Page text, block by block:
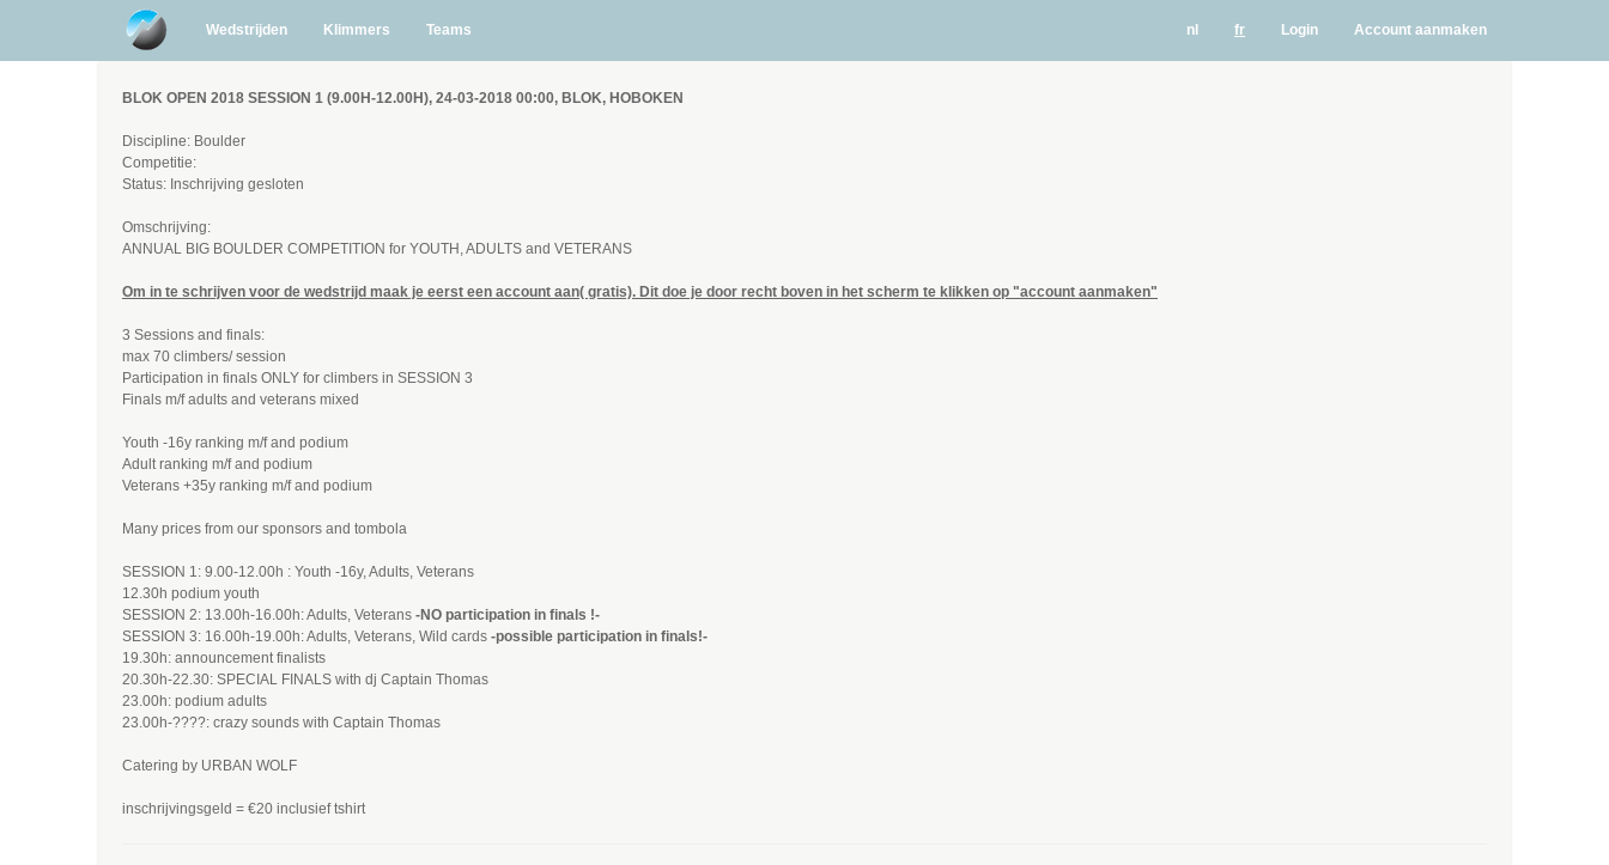
Wedstrijden Klimmers Teams nl fr Login Account aanmaken
BLOK OPEN 2018 SESSION 1 (9.00H-12.00H), 24-03-2018 00:00, BLOK, HOBOKEN
Discipline: Boulder
Competitie:
Status: Inschrijving gesloten
Omschrijving:
ANNUAL BIG BOULDER COMPETITION for YOUTH, ADULTS and VETERANS
Om in te schrijven voor de wedstrijd maak je eerst een account aan( gratis). Dit doe je door recht boven in het scherm te klikken op "account aanmaken"
3 Sessions and finals:
max 70 climbers/ session
Participation in finals ONLY for climbers in SESSION 3
Finals m/f adults and veterans mixed
Youth -16y ranking m/f and podium
Adult ranking m/f and podium
Veterans +35y ranking m/f and podium
Many prices from our sponsors and tombola
SESSION 1: 9.00-12.00h : Youth -16y, Adults, Veterans
12.30h podium youth
SESSION 2: 13.00h-16.00h: Adults, Veterans -NO participation in finals !-
SESSION 3: 16.00h-19.00h: Adults, Veterans, Wild cards -possible participation in finals!-
19.30h: announcement finalists
20.30h-22.30: SPECIAL FINALS with dj Captain Thomas
23.00h: podium adults
23.00h-????: crazy sounds with Captain Thomas
Catering by URBAN WOLF
inschrijvingsgeld = €20 inclusief tshirt